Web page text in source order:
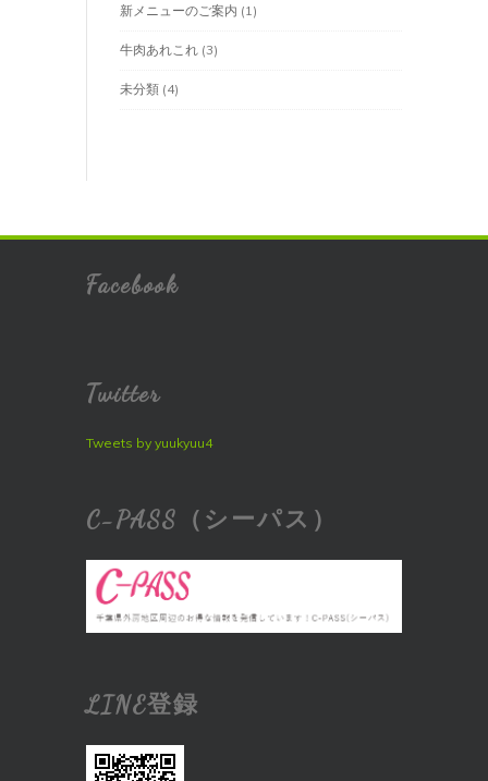
新メニューのご案内 (1)
牛肉あれこれ (3)
未分類 (4)
Facebook
Twitter
Tweets by yuukyuu4
C-PASS（シーパス）
LINE登録